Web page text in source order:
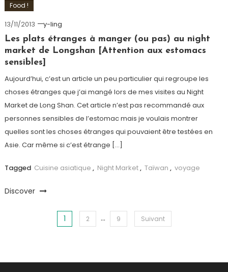
Food !
13/11/2013
y-ling
Les plats étranges à manger (ou pas) au night
market de Longshan [Attention aux estomacs
sensibles]
Aujourd’hui, c’est un article un peu particulier qui regroupe les
choses étranges que j’ai mangé lors de mes visites au Night
Market de Long Shan. Cet article n’est pas recommandé aux
personnes sensibles de l’estomac mais je voulais montrer
quelles sont les choses étranges qui pouvaient être testées en
Asie. Car même si c’est étrange […]
Tagged Cuisine asiatique , Night Market, Taïwan , voyage
Discover
Navigation des articles
1 2 … 9 Suivant